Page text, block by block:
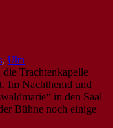
, Ulm
Trachtenkapelle
Im Nachthemd und
in den Saal
Bühne noch einige